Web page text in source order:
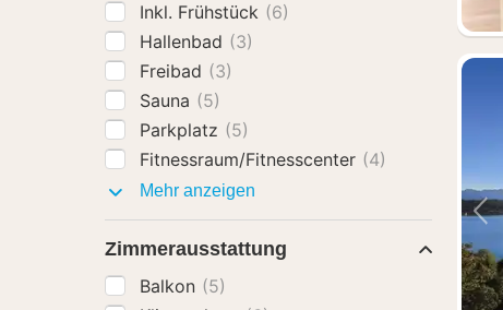
Inkl. Frühstück (6)
Hallenbad (3)
Freibad (3)
Sauna (5)
Parkplatz (5)
Fitnessraum/Fitnesscenter (4)
Mehr anzeigen
Zimmerausstattung
Balkon (5)